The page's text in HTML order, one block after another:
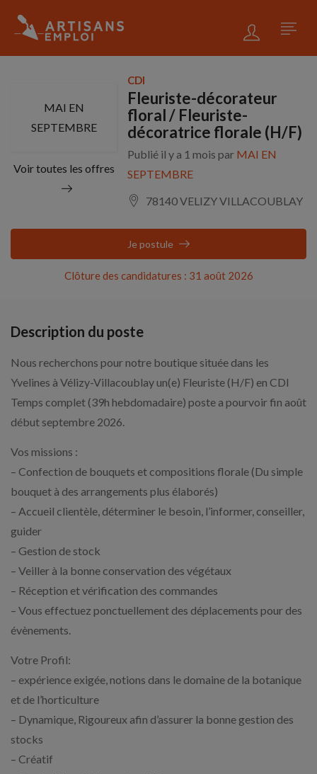
MAI EN
SEPTEMBRE
Voir toutes les offres
CDI
Fleuriste-décorateur
floral / Fleuriste-
décoratrice florale (H/F)
Publié il y a 1 mois par MAI EN
SEPTEMBRE
78140 VELIZY VILLACOUBLAY
Clôture des candidatures : 31 août 2026
Je postule
Description du poste
Nous recherchons pour notre boutique située dans les
Yvelines à Vélizy-Villacoublay un(e) Fleuriste (H/F) en CDI
Temps complet (39h hebdomadaire) poste a pourvoir fin août
début septembre 2026.
Vos missions :
– Confection de bouquets et compositions florale (Du simple
bouquet à des arrangements plus élaborés)
– Accueil clientèle, déterminer le besoin, l’informer, conseiller,
guider
– Gestion de stock
– Veiller à la bonne conservation des végétaux
– Réception et vérification des commandes
– Vous effectuez ponctuellement des déplacements pour des
évènements.
Votre Profil:
– expérience exigée, notions dans le domaine de la botanique
et de l’horticulture
– Dynamique, Rigoureux afin d’assurer la bonne gestion des
stocks
– Créatif